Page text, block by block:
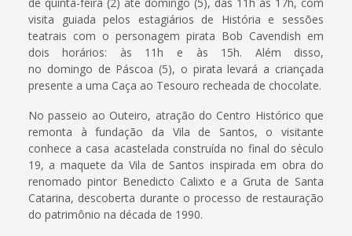
de quinta-feira (2) até domingo (5), das 11h às 17h, com
visita guiada pelos estagiários de História e sessões
teatrais com o personagem pirata Bob Cavendish em
dois horários: às 11h e às 15h. Além disso,
no domingo de Páscoa (5), o pirata levará a criançada
presente a uma Caça ao Tesouro recheada de chocolate.
No passeio ao Outeiro, atração do Centro Histórico que
remonta à fundação da Vila de Santos, o visitante
conhece a casa acastelada construída no final do século
19, a maquete da Vila de Santos inspirada em obra do
renomado pintor Benedicto Calixto e a Gruta de Santa
Catarina, descoberta durante o processo de restauração
do patrimônio na década de 1990.